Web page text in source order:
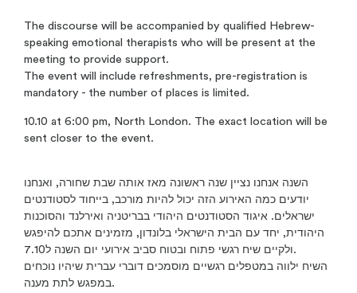
The discourse will be accompanied by qualified Hebrew-
speaking emotional therapists who will be present at the
meeting to provide support.
The event will include refreshments, pre-registration is
mandatory - the number of places is limited.
10.10 at 6:00 pm, North London. The exact location will be
sent closer to the event.
השנה אנחנו נציין שנה ראשונה מאז אותה שבת שחורה, ואנחנו
יודעים כמה האירוע הזה יכול להיות מורכב, בייחוד לסטודנטים
ישראלים. איגוד הסטודנטים היהודי בבריטניה ואירלנד והסוכנות
היהודית, יחד עם הבית הישראלי בלונדון, מזמינים אתכם להיפגש
ולקיים שיח רגשי פתוח ובטוח סביב אירועי יום השנה ל7.10.
השיח ילווה במטפלים רגשיים מוסמכים דוברי עברית שיהיו נוכחים
במפגש לתת מענה.